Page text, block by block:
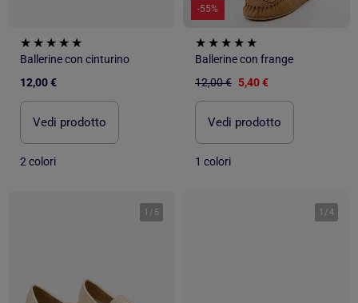
Ballerine con cinturino
12,00 €
Vedi prodotto
2 colori
-55%
Ballerine con frange
12,00 € 5,40 €
Vedi prodotto
1 colori
1 / 5 1 /4